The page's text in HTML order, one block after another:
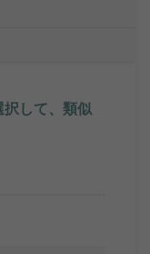
して、類似